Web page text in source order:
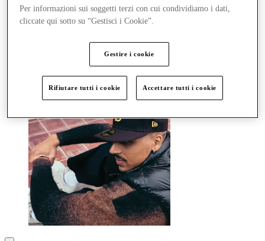
Cosa c'è in programma
Mangia e Bevi
Gift Card
Per informazioni sui soggetti terzi con cui condividiamo i dati,
cliccate qui sotto su “Gestisci i Cookie”.
Gestire i cookie
Rifiutare tutti i cookie Accettare tutti i cookie